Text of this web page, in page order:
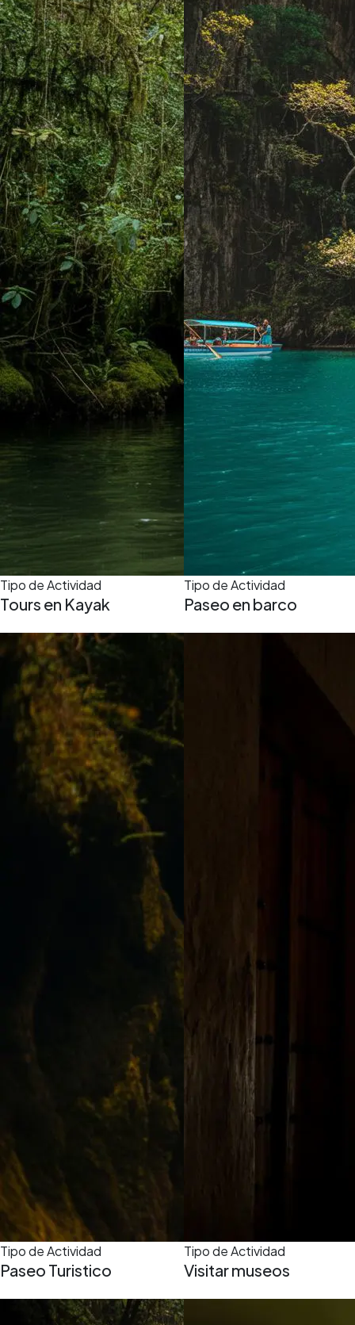
Tipo de Actividad
Tours en Kayak
Tipo de Actividad
Paseo en barco
Tipo de Actividad
Paseo Turistico
Tipo de Actividad
Visitar museos